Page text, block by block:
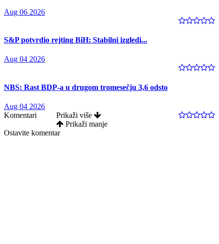
Aug 06 2026
S&P potvrdio rejting BiH: Stabilni izgledi...
Aug 04 2026
NBS: Rast BDP-a u drugom tromesečju 3,6 odsto
Aug 04 2026
Komentari
Prikaži više
Prikaži manje
Ostavite komentar